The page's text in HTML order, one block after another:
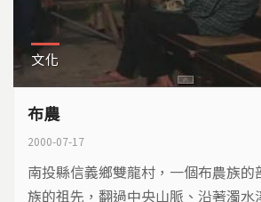
文化
布農
2000-07-17
南投縣信義鄉雙龍村，一個布農族的
族的祖先，翻過中央山脈、沿著濁水